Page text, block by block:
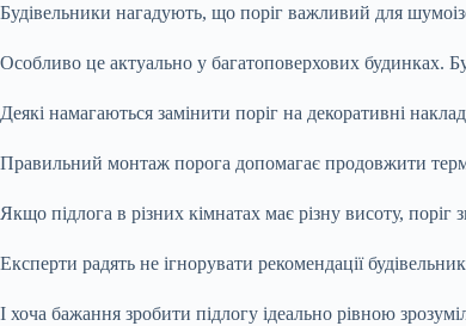
Будівельники нагадують, що поріг важливий для
Особливо це актуально у багатоповерхових будинках.
Деякі намагаються замінити поріг на декоративні
Правильний монтаж порога допомагає продовжити
Якщо підлога в різних кімнатах має різну висоту,
Експерти радять не ігнорувати рекомендації
І хоча бажання зробити підлогу ідеально рівною